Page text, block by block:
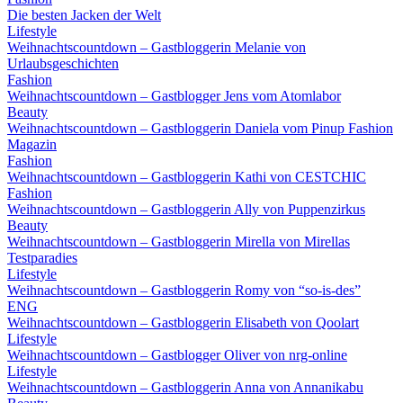
Die besten Jacken der Welt
Lifestyle
Weihnachtscountdown – Gastbloggerin Melanie von
Urlaubsgeschichten
Fashion
Weihnachtscountdown – Gastblogger Jens vom Atomlabor
Beauty
Weihnachtscountdown – Gastbloggerin Daniela vom Pinup Fashion
Magazin
Fashion
Weihnachtscountdown – Gastbloggerin Kathi von CESTCHIC
Fashion
Weihnachtscountdown – Gastbloggerin Ally von Puppenzirkus
Beauty
Weihnachtscountdown – Gastbloggerin Mirella von Mirellas
Testparadies
Lifestyle
Weihnachtscountdown – Gastbloggerin Romy von “so-is-des”
ENG
Weihnachtscountdown – Gastbloggerin Elisabeth von Qoolart
Lifestyle
Weihnachtscountdown – Gastblogger Oliver von nrg-online
Lifestyle
Weihnachtscountdown – Gastbloggerin Anna von Annanikabu